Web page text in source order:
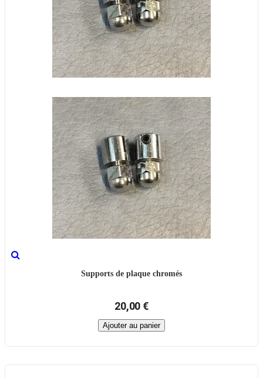
Supports de plaque chromés
20,00 €
Ajouter au panier